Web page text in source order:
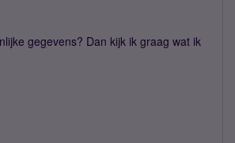
gegevens? Dan kijk ik graag wat ik